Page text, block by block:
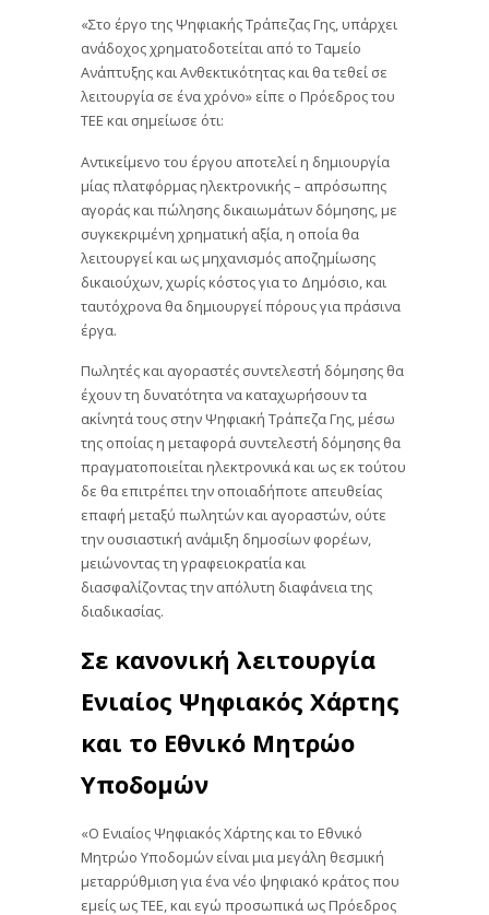
«Στο έργο της Ψηφιακής Τράπεζας Γης, υπάρχει
ανάδοχος χρηματοδοτείται από το Ταμείο
Ανάπτυξης και Ανθεκτικότητας και θα τεθεί σε
λειτουργία σε ένα χρόνο» είπε ο Πρόεδρος του
ΤΕΕ και σημείωσε ότι:
Αντικείμενο του έργου αποτελεί η δημιουργία
μίας πλατφόρμας ηλεκτρονικής – απρόσωπης
αγοράς και πώλησης δικαιωμάτων δόμησης, με
συγκεκριμένη χρηματική αξία, η οποία θα
λειτουργεί και ως μηχανισμός αποζημίωσης
δικαιούχων, χωρίς κόστος για το Δημόσιο, και
ταυτόχρονα θα δημιουργεί πόρους για πράσινα
έργα.
Πωλητές και αγοραστές συντελεστή δόμησης θα
έχουν τη δυνατότητα να καταχωρήσουν τα
ακίνητά τους στην Ψηφιακή Τράπεζα Γης, μέσω
της οποίας η μεταφορά συντελεστή δόμησης θα
πραγματοποιείται ηλεκτρονικά και ως εκ τούτου
δε θα επιτρέπει την οποιαδήποτε απευθείας
επαφή μεταξύ πωλητών και αγοραστών, ούτε
την ουσιαστική ανάμιξη δημοσίων φορέων,
μειώνοντας τη γραφειοκρατία και
διασφαλίζοντας την απόλυτη διαφάνεια της
διαδικασίας.
Σε κανονική λειτουργία
Ενιαίος Ψηφιακός Χάρτης
και το Εθνικό Μητρώο
Υποδομών
«Ο Ενιαίος Ψηφιακός Χάρτης και το Εθνικό
Μητρώο Υποδομών είναι μια μεγάλη θεσμική
μεταρρύθμιση για ένα νέο ψηφιακό κράτος που
εμείς ως ΤΕΕ, και εγώ προσωπικά ως Πρόεδρος